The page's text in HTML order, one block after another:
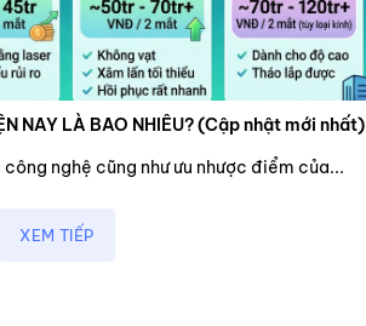
NAY LÀ BAO NHIÊU? (Cập nhật mới nhất)
nghệ cũng như ưu nhược điểm của...
XEM TIẾP